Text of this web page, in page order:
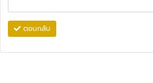
ตอบกลับ